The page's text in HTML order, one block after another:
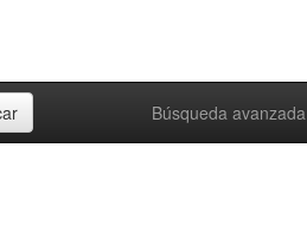
Búsqueda avanzada